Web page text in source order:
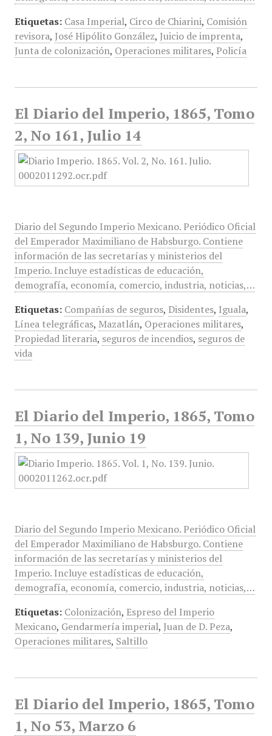
Etiquetas: Casa Imperial, Circo de Chiarini, Comisión
revisora, José Hipólito González, Juicio de imprenta,
Junta de colonización, Operaciones militares, Policía
El Diario del Imperio, 1865, Tomo
2, No 161, Julio 14
Diario del Segundo Imperio Mexicano. Periódico Oficial
del Emperador Maximiliano de Habsburgo. Contiene
información de las secretarías y ministerios del
Imperio. Incluye estadísticas de educación,
demografía, economía, comercio, industria, noticias,…
Etiquetas: Compañías de seguros, Disidentes, Iguala,
Línea telegráficas, Mazatlán, Operaciones militares,
Propiedad literaria, seguros de incendios, seguros de
vida
El Diario del Imperio, 1865, Tomo
1, No 139, Junio 19
Diario del Segundo Imperio Mexicano. Periódico Oficial
del Emperador Maximiliano de Habsburgo. Contiene
información de las secretarías y ministerios del
Imperio. Incluye estadísticas de educación,
demografía, economía, comercio, industria, noticias,…
Etiquetas: Colonización, Espreso del Imperio
Mexicano, Gendarmería imperial, Juan de D. Peza,
Operaciones militares, Saltillo
El Diario del Imperio, 1865, Tomo
1, No 53, Marzo 6